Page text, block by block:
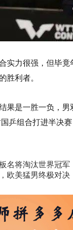
实力很强，但毕
胜利者。
果是一胜一负，
乒组合打进半决
名将淘汰世界冠军
欧美猛男终极对决